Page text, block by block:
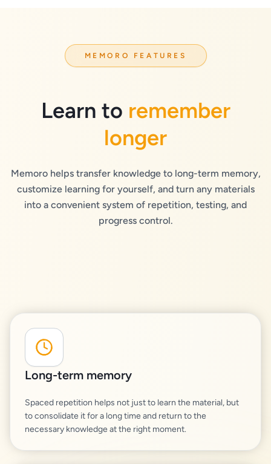
MEMORO FEATURES
Learn to remember
longer
Memoro helps transfer knowledge to long-term memory,
customize learning for yourself, and turn any materials
into a convenient system of repetition, testing, and
progress control.
Long-term memory
Spaced repetition helps not just to learn the material, but
to consolidate it for a long time and return to the
necessary knowledge at the right moment.